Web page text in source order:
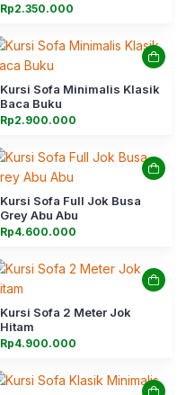
Rp2.350.000
Kursi Sofa Minimalis Klasik
Baca Buku
Rp2.900.000
Kursi Sofa Full Jok Busa
Grey Abu Abu
Rp4.600.000
Kursi Sofa 2 Meter Jok
Hitam
Rp4.900.000